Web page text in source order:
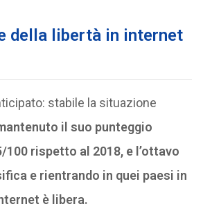
della libertà in internet
stabile la situazione
il suo punteggio
rispetto al 2018, e l’ottavo
e rientrando in quei paesi in
è libera.